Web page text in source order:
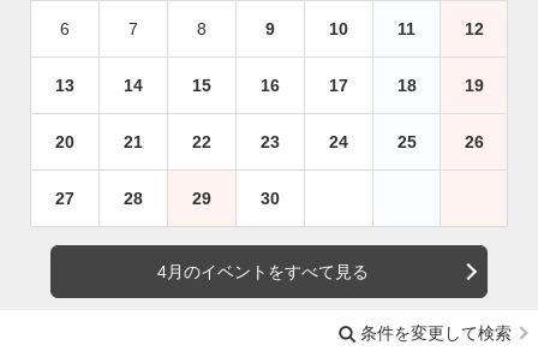
6 7 8 9 10 11 12
13 14 15 16 17 18 19
20 21 22 23 24 25 26
27 28 29 30
4月のイベントをすべて見る
条件を変更して検索